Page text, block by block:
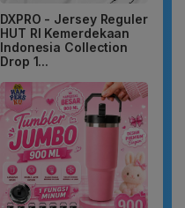
DXPRO - Jersey Reguler
HUT RI Kemerdekaan
Indonesia Collection
Drop 1...